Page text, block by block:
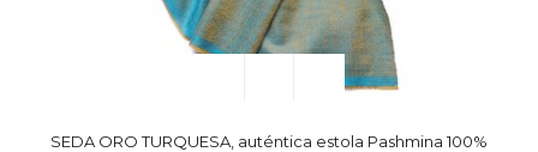
SEDA ORO TURQUESA, auténtica estola Pashmina 100%